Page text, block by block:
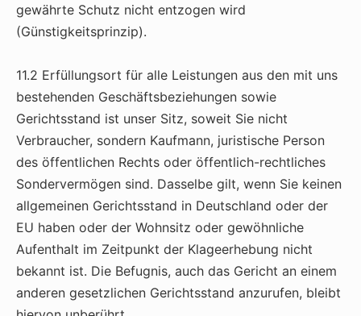
gewährte Schutz nicht entzogen wird
(Günstigkeitsprinzip).
11.2 Erfüllungsort für alle Leistungen aus den mit uns
bestehenden Geschäftsbeziehungen sowie
Gerichtsstand ist unser Sitz, soweit Sie nicht
Verbraucher, sondern Kaufmann, juristische Person
des öffentlichen Rechts oder öffentlich-rechtliches
Sondervermögen sind. Dasselbe gilt, wenn Sie keinen
allgemeinen Gerichtsstand in Deutschland oder der
EU haben oder der Wohnsitz oder gewöhnliche
Aufenthalt im Zeitpunkt der Klageerhebung nicht
bekannt ist. Die Befugnis, auch das Gericht an einem
anderen gesetzlichen Gerichtsstand anzurufen, bleibt